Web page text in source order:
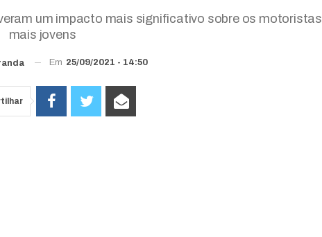
um impacto mais significativo sobre os motoristas
mais jovens
Em 25/09/2021 - 14:50